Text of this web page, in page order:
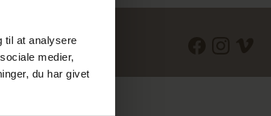
til at analysere
medier,
du har givet